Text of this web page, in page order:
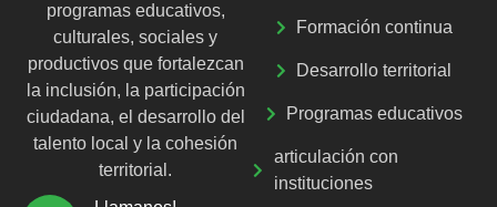
programas educativos,
culturales, sociales y
productivos que fortalezcan
la inclusión, la participación
ciudadana, el desarrollo del
talento local y la cohesión
territorial.
Formación continua
Desarrollo territorial
Programas educativos
articulación con
instituciones